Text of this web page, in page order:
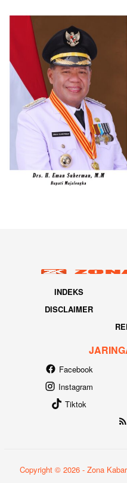
INDEKS
DISCLAIMER
Facebook
Instagram
Tiktok
Copyright © 2026 - Zona